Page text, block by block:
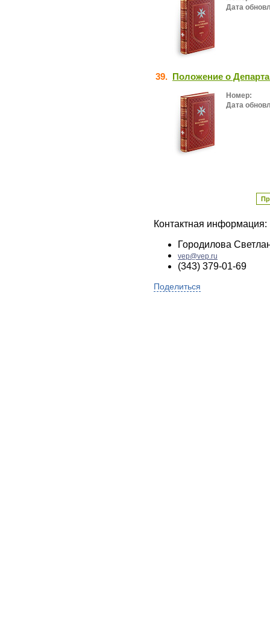
Дата
39. Положение о
Номер:
Дата
Контактная информация:
Городилова
vep@vep.ru
(343) 379-01-69
Поделиться